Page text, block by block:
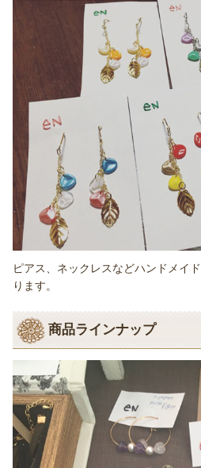
ピアス、ネックレスなどハンドメイ
ります。
商品ラインナップ